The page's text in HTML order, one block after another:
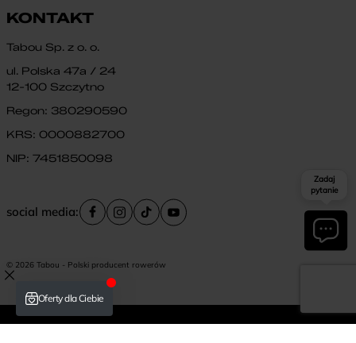
KONTAKT
Tabou Sp. z o. o.
ul. Polska 47a / 24
12-100 Szczytno
Regon: 380290590
KRS: 0000882700
NIP: 7451850098
social media:
© 2026 Tabou - Polski producent rowerów
Zadaj
pytanie